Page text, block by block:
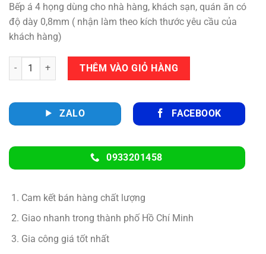
Bếp á 4 họng dùng cho nhà hàng, khách sạn, quán ăn có
độ dày 0,8mm ( nhận làm theo kích thước yêu cầu của
khách hàng)
Số lượng THÊM VÀO GIỎ HÀNG
ZALO FACEBOOK
0933201458
Cam kết bán hàng chất lượng
Giao nhanh trong thành phố Hồ Chí Minh
Gia công giá tốt nhất